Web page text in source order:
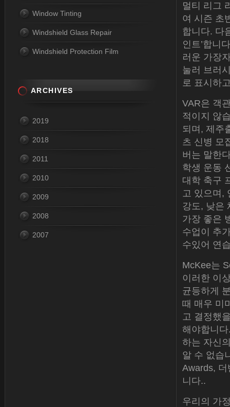
멀티 리그
여 시즌 초
합니다. 다
인트’합니
러운 가장
눌러 브러
로 표시하
VAR은 객
적이지 않
되며, 제주
츠 신병 모
버는 말한
학생 운동
대학 축구
고 있으며,
강도, 낮은
가장 좋은
수업이 추
수있어 연
McKee는
이러한 이
균등하게
때 매우 미
고 결정했
해야합니
하는 자신
알 수 없습
Awards,
니다..
우리의 가
Window Tinting
Windshield Glass Repair
Windshield Protection Film
ARCHIVES
2019
2018
2011
2010
2009
2008
2007